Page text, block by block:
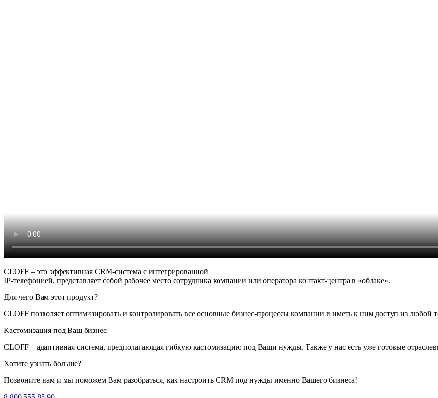
CLOFF – это эффективная CRM-система с интегрированной
IP-телефонией, представляет собой рабочее место сотрудника компании или оператора контакт-центра в «облаке».
Для чего Вам этот продукт?
CLOFF позволяет оптимизировать и контролировать все основные бизнес-процессы компании и иметь к ним доступ из
Кастомизация под Ваш бизнес
CLOFF – адаптивная система, предполагающая гибкую кастомизацию под Ваши нужды. Также у нас есть уже готовые
Хотите узнать больше?
Позвоните нам и мы поможем Вам разобраться, как настроить CRM под нужды именно Вашего бизнеса!